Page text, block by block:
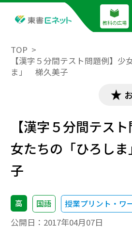
教科の広場
TOP
【漢字５分間テスト問題例】少
ま」 梯久美子
【漢字５分間テス
女たちの「ひろし
子
高 国語 授業プリント・ワ
公開日： 2017年04月07日